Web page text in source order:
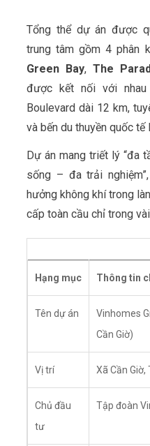
Tổng thể dự án được
trung tâm gồm 4 phân
Green Bay, The
được kết nối với
Boulevard dài 12 km,
và bến du thuyền quốc tế
Dự án mang triết lý “đa
sống – đa trải
hưởng không khí trong
cấp toàn cầu chỉ trong
Hạng mục Thông tin
Tên dự án
Vinhomes
Cần Giờ)
Vị trí Xã Cần Giờ,
Chủ đầu
tư
Tập đoàn